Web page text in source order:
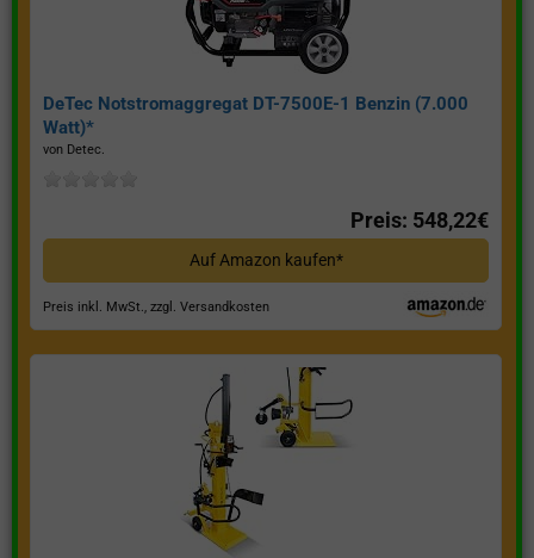
DeTec Notstromaggregat DT-7500E-1 Benzin (7.000
Watt)*
von Detec.
Preis: 548,22€
Auf Amazon kaufen*
Preis inkl. MwSt., zzgl. Versandkosten